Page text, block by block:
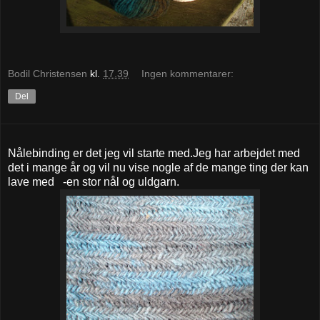
Bodil Christensen kl. 17.39 Ingen kommentarer:
Del
Nålebinding er det jeg vil starte med.Jeg har arbejdet med
det i mange år og vil nu vise nogle af de mange ting der kan
lave med -en stor nål og uldgarn.